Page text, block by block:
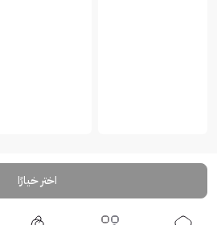
اختر خيارًا